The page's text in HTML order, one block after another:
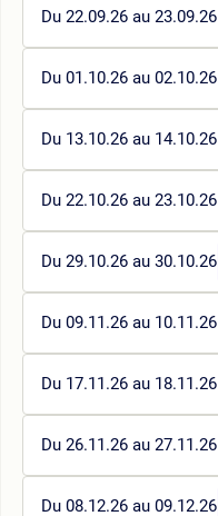
Du 22.09.26 au 23.09.26
Du 01.10.26 au 02.10.26
Du 13.10.26 au 14.10.26
Du 22.10.26 au 23.10.26
Du 29.10.26 au 30.10.26
Du 09.11.26 au 10.11.26
Du 17.11.26 au 18.11.26
Du 26.11.26 au 27.11.26
Du 08.12.26 au 09.12.26